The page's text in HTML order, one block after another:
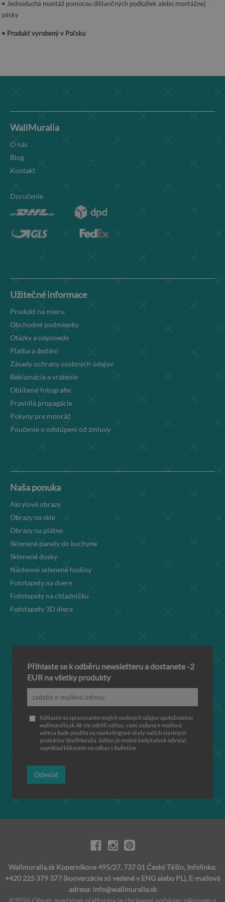
• Jednoduchá montáž pomocou dištančných podložiek alebo montážnej
pásky
• Produkt vyrobený v Poľsku
WallMuralia
O nás
Blog
Kontakt
Doručenie
Užitečné informace
Produkt na mieru
Obchodné podmienky
Otázky a odpovede
Platba a dodání
Zásady ochrany osobných údajov
Reklamácia a vrátenie
Oblíbené fotografie
Pravidlá propagácie
Pokyny pre monráž
Poučenie o odstúpení od zmluvy
Naša ponuka
Akrylové obrazy
Obrazy na skle
Obrazy na plátne
Sklenené panely do kuchyne
Sklenené dosky
Nástenné sklenené hodiny
Fototapety na dvere
Fototapety na chladničku
Fototapety 3D diera
Přihlaste se k odběru newsletteru a dostanete -2
EUR na všetky produkty
Súhlasím so spracovaním mojich osobných údajov spoločnosťou
wallmuralia.sk Ak ste udelili súhlas, vami zadaná e-mailová
adresa bude použitá na marketingové účely vašich vlastných
produktov WallMuralia. Súhlas je možné kedykoľvek odvolať,
napríklad kliknutím na odkaz v bulletine.
Odeslat
Wallmuralia.sk Koperníkova 495/27, 737 01 Český Těšín, Infolinka:
+420 225 379 377 (konverzácie sú vedené v ENG alebo PL), E-mailová
adresa: info@wallmuralia.sk
©2026 Obsah predajnej platformy je chránený poľským zákonom o